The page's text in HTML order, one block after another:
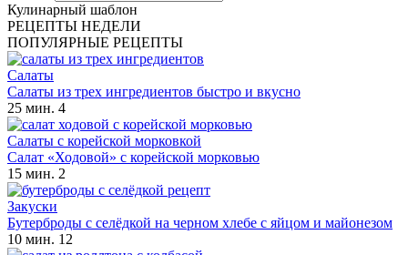
Кулинарный шаблон
РЕЦЕПТЫ НЕДЕЛИ
ПОПУЛЯРНЫЕ РЕЦЕПТЫ
Салаты
Салаты из трех ингредиентов быстро и вкусно
25 мин. 4
Салаты с корейской морковкой
Салат «Ходовой» с корейской морковью
15 мин. 2
Закуски
Бутерброды с селёдкой на черном хлебе с яйцом и майонезом
10 мин. 12